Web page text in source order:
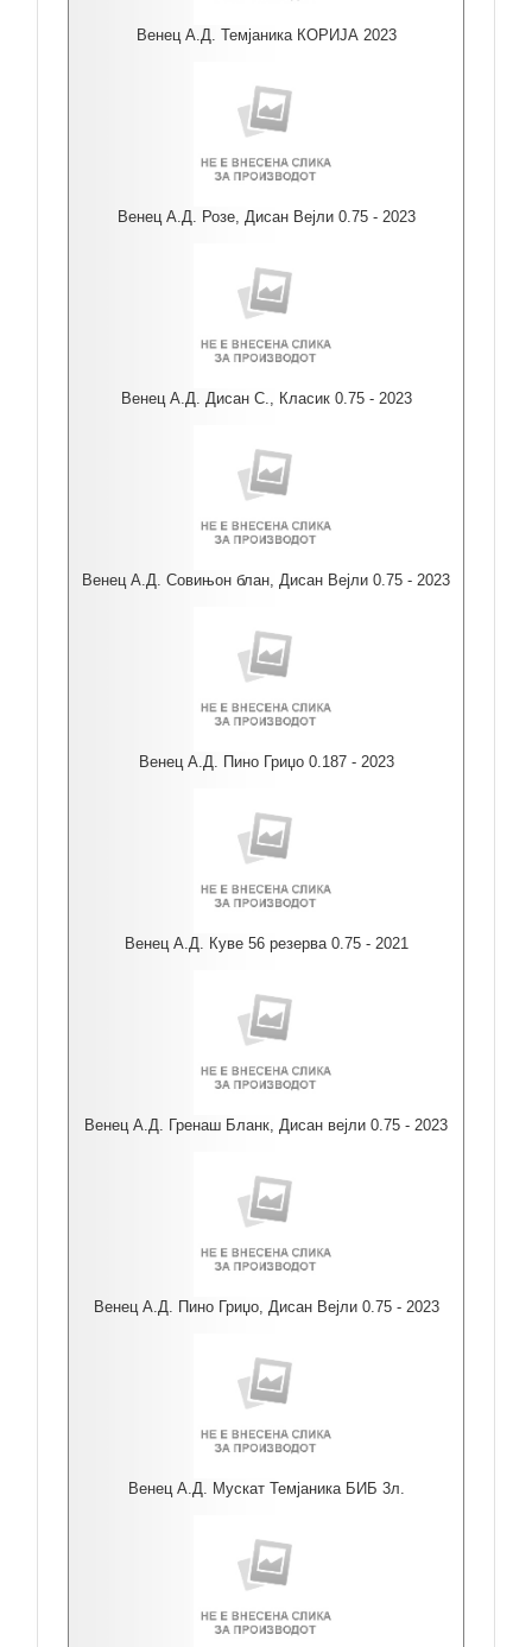
Венец А.Д. Темјаника КОРИЈА 2023
Венец А.Д. Розе, Дисан Вејли 0.75 - 2023
Венец А.Д. Дисан С., Класик 0.75 - 2023
Венец А.Д. Совињон блан, Дисан Вејли 0.75 - 2023
Венец А.Д. Пино Гриџо 0.187 - 2023
Венец А.Д. Куве 56 резерва 0.75 - 2021
Венец А.Д. Гренаш Бланк, Дисан вејли 0.75 - 2023
Венец А.Д. Пино Гриџо, Дисан Вејли 0.75 - 2023
Венец А.Д. Мускат Темјаника БИБ 3л.